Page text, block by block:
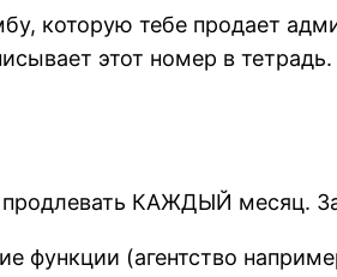
которую тебе продает
этот номер в
КАЖДЫЙ месяц.
функции (агентство